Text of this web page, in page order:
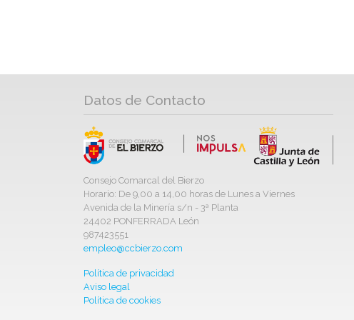
Datos de Contacto
Consejo Comarcal del Bierzo
Horario: De 9,00 a 14,00 horas de Lunes a Viernes
Avenida de la Minería s/n - 3ª Planta
24402 PONFERRADA León
987423551
empleo@ccbierzo.com
Política de privacidad
Aviso legal
Política de cookies